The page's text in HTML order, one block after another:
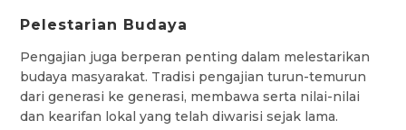
Pelestarian Budaya
Pengajian juga berperan penting dalam melestarikan
budaya masyarakat. Tradisi pengajian turun-temurun
dari generasi ke generasi, membawa serta nilai-nilai
dan kearifan lokal yang telah diwarisi sejak lama.